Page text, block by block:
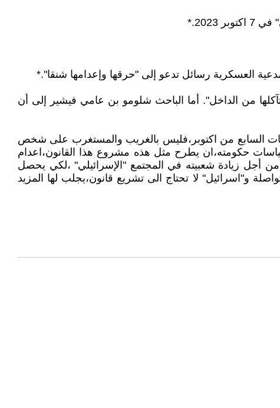
العسكرية رسائل تدعو إلى "حرقها وإعدامها شنقا".*
من الخارج فقط.. بل عرى تآكلها من الداخل". أما الباحث شلومو بن عامي فيشير إلى أن
السابع من اكتوبر،فليس بالغريب والمستغرب على شخص
حكومته،ان يطرح مثل هذه مشروع هذا القانون،اعدام
أجل زيادة شعبيته في المجتمع "الإسرائيلي" ،لكي يحصل
و"اسرائيل" لا تحتاج الى تشريع قانون،يجلب لها المزيد